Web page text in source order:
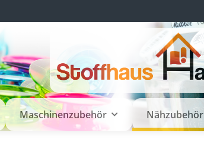
Maschinenzubehör Nähzubehör